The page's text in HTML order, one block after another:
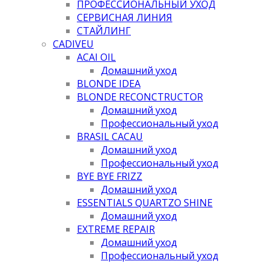
ПРОФЕССИОНАЛЬНЫЙ УХОД
СЕРВИСНАЯ ЛИНИЯ
СТАЙЛИНГ
CADIVEU
ACAI OIL
Домашний уход
BLONDE IDEA
BLONDE RECONCTRUCTOR
Домашний уход
Профессиональный уход
BRASIL CACAU
Домашний уход
Профессиональный уход
BYE BYE FRIZZ
Домашний уход
ESSENTIALS QUARTZO SHINE
Домашний уход
EXTREME REPAIR
Домашний уход
Профессиональный уход